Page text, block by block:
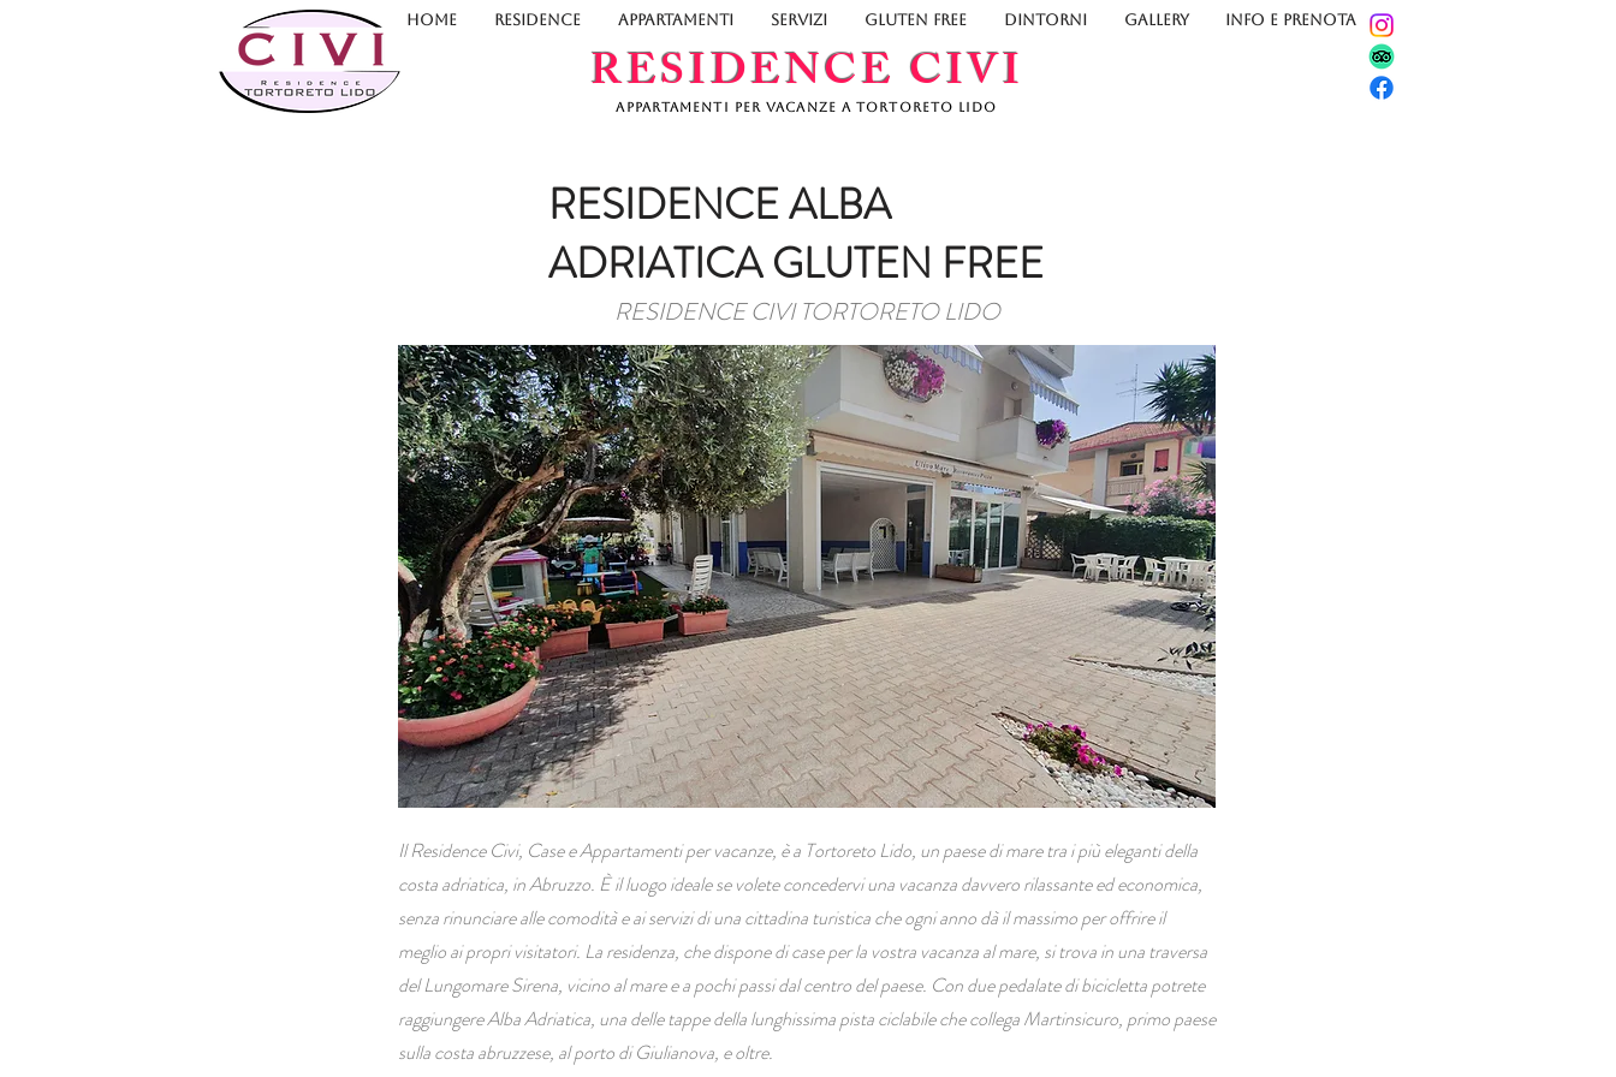
HOME RESIDENCE APPARTAMENTI SERVIZI GLUTEN FREE DINTORNI GALLERY INFO E PRENOTA
RESIDENCE CIVI
Appartamenti per vacanze a Tortoreto Lido
RESIDENCE ALBA
ADRIATICA GLUTEN FREE
RESIDENCE CIVI TORTORETO LIDO
Il Residence Civi, Case e Appartamenti per vacanze, è a Tortoreto Lido, un paese di mare tra i più eleganti della
costa adriatica, in Abruzzo. È il luogo ideale se volete concedervi una vacanza davvero rilassante ed economica,
senza rinunciare alle comodità e ai servizi di una cittadina turistica che ogni anno dà il massimo per offrire il
meglio ai propri visitatori. La residenza, che dispone di case per la vostra vacanza al mare, si trova in una traversa
del Lungomare Sirena, vicino al mare e a pochi passi dal centro del paese. Con due pedalate di bicicletta potrete
raggiungere Alba Adriatica, una delle tappe della lunghissima pista ciclabile che collega Martinsicuro, primo paese
sulla costa abruzzese, al porto di Giulianova, e oltre.